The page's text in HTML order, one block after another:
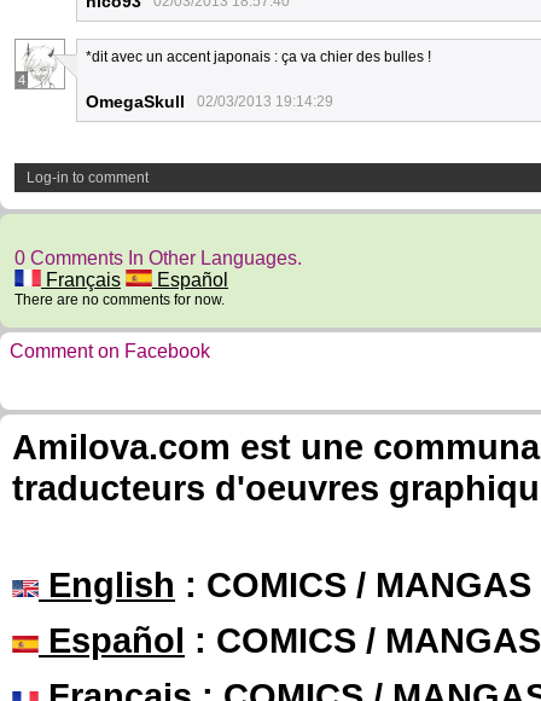
4
*dit avec un accent japonais : ça va chier des bulles !
OmegaSkull 02/03/2013 19:14:29
Log-in to comment
0 Comments In Other Languages.
Français
Español
There are no comments for now.
Comment on Facebook
Amilova.com est une
traducteurs d'oeuvres
English : COMICS /
Español : COMICS /